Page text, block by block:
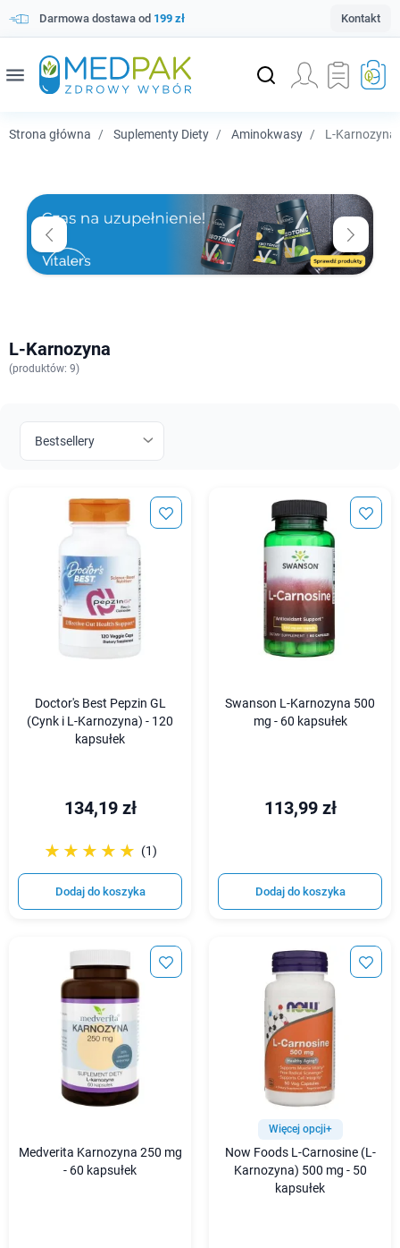
Darmowa dostawa od 199 zł Kontakt
menu
Strona główna Suplementy Diety Aminokwasy L-Karnozyna
L-Karnozyna
(produktów: 9)
Doctor's Best Pepzin GL
(Cynk i L-Karnozyna) - 120
kapsułek
134,19 zł
☆☆☆☆☆
★★★★★ (1)
Dodaj do koszyka
Swanson L-Karnozyna 500
mg - 60 kapsułek
113,99 zł
Dodaj do koszyka
Medverita Karnozyna 250 mg
- 60 kapsułek
Więcej opcji+
Now Foods L-Carnosine (L-
Karnozyna) 500 mg - 50
kapsułek